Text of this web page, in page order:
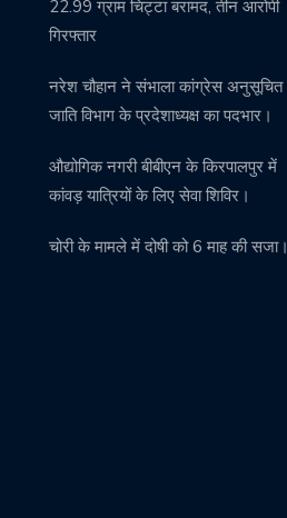
22.99 ग्राम चिट्टा बरामद, तीन आरोपी
गिरफ्तार
नरेश चौहान ने संभाला कांग्रेस अनुसूचित
जाति विभाग के प्रदेशाध्यक्ष का पदभार।
औद्योगिक नगरी बीबीएन के किरपालपुर में
कांवड़ यात्रियों के लिए सेवा शिविर।
चोरी के मामले में दोषी को 6 माह की सजा।